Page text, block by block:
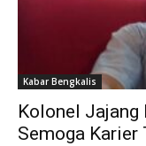
Kabar Bengkalis
Kolonel Jajang
Semoga Karier